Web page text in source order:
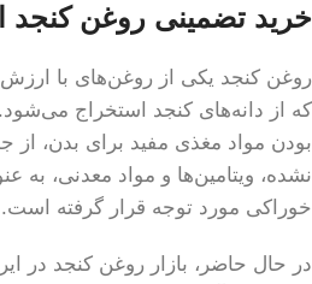
خرید تضمینی روغن کنجد
روغن کنجد یکی از روغن‌های با
که از دانه‌های کنجد استخراج می‌شود.
بودن مواد مغذی مفید برای بدن، از
نشده، ویتامین‌ها و مواد معدنی، به
خوراکی مورد توجه قرار گرفته است.
در حال حاضر، بازار روغن کنجد در